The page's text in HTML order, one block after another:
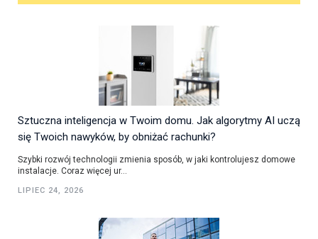
Sztuczna inteligencja w Twoim domu. Jak algorytmy AI uczą
się Twoich nawyków, by obniżać rachunki?
Szybki rozwój technologii zmienia sposób, w jaki kontrolujesz domowe
instalacje. Coraz więcej ur...
LIPIEC 24, 2026